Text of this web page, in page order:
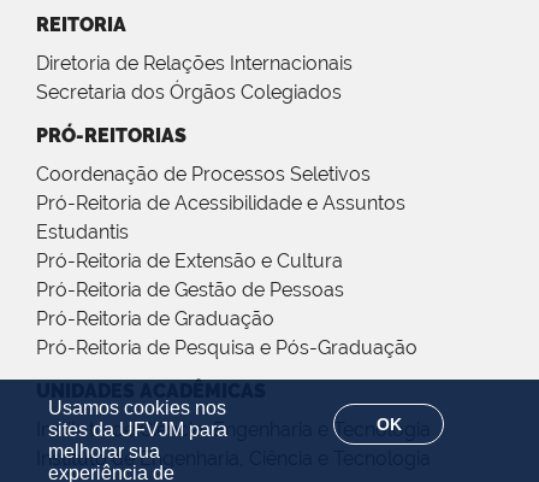
Usamos cookies nos
sites da UFVJM para
melhorar sua
experiência de
OK
REITORIA
Diretoria de Relações Internacionais
Secretaria dos Órgãos Colegiados
PRÓ-REITORIAS
Coordenação de Processos Seletivos
Pró-Reitoria de Acessibilidade e Assuntos
Estudantis
Pró-Reitoria de Extensão e Cultura
Pró-Reitoria de Gestão de Pessoas
Pró-Reitoria de Graduação
Pró-Reitoria de Pesquisa e Pós-Graduação
Instituto de Ciência, Engenharia e Tecnologia
Instituto de Engenharia, Ciência e Tecnologia